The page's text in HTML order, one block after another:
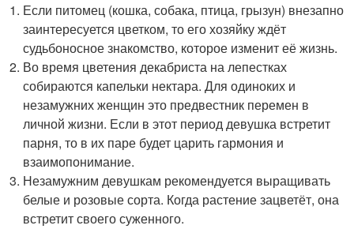
Если питомец (кошка, собака, птица, грызун) внезапно
заинтересуется цветком, то его хозяйку ждёт
судьбоносное знакомство, которое изменит её жизнь.
Во время цветения декабриста на лепестках
собираются капельки нектара. Для одиноких и
незамужних женщин это предвестник перемен в
личной жизни. Если в этот период девушка встретит
парня, то в их паре будет царить гармония и
взаимопонимание.
Незамужним девушкам рекомендуется выращивать
белые и розовые сорта. Когда растение зацветёт, она
встретит своего суженного.